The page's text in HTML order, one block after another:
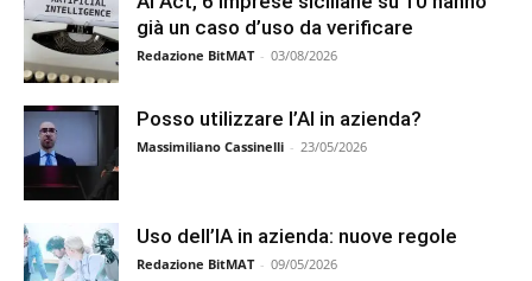
già un caso d’uso da verificare
Redazione BitMAT - 03/08/2026
Posso utilizzare l’AI in azienda?
Massimiliano Cassinelli - 23/05/2026
Uso dell’IA in azienda: nuove regole
Redazione BitMAT - 09/05/2026